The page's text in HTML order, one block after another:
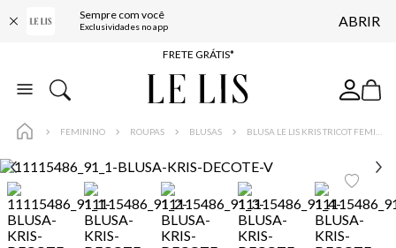
Sempre com você
Exclusividades no app ABRIR
ENTREGA EXPRESSA*
FRETE GRÁTIS*
BAIXE O APP
FEMININO ROUPAS BLUSAS